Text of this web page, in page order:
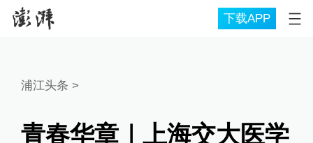
下载APP
浦江头条 >
青春华章｜上海交大医学